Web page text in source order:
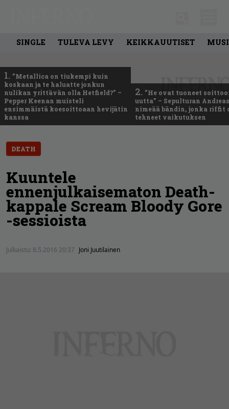
SINGLE TULEVA LEVY KEIKKAUUTISET
1. ”Metallica on tiukempi kuin
koskaan ja te haluatte jonkun
nulikan yrittävän olla Hetfield?” –
Pepper Keenan muisteli
ensimmäistä koesoittoaan hevijätin
kanssa
2. ”He ovat tuoneet
uutta” – Sepulturan
nimeää bändin, jonka riffit
tehneet vaikutuksen
DEATH
Kuuntele
ennenjulkaisematon Death-
kappale Scream Bloody Gore
-sessioista
Julkaistu: 8.5.2016 20:37 Joni Juutilainen